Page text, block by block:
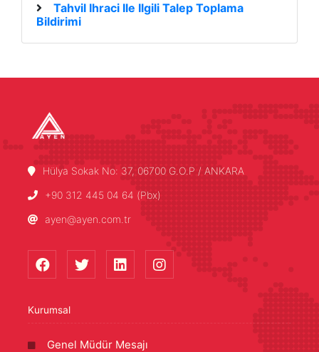
Tahvil Ihraci Ile Ilgili Talep Toplama
Bildirimi
Hülya Sokak No: 37, 06700 G.O.P / ANKARA
+90 312 445 04 64 (Pbx)
ayen@ayen.com.tr
Kurumsal
Genel Müdür Mesajı